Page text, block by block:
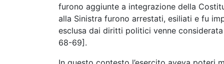
furono aggiunte a integrazione della
alla Sinistra furono arrestati, esiliati e fu
esclusa dai diritti politici venne
68-69].